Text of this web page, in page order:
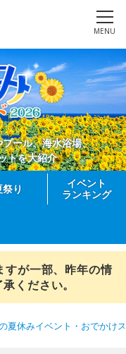
MENU
ール、海水浴場、
トを大紹介
祭り
イベント
ランキング
すが一部、昨年の情
ください。
夏休みイベント・おでかけ